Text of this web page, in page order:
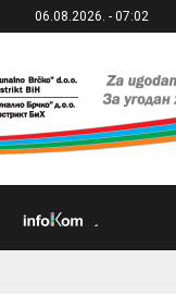
06.08.2026. - 07:02